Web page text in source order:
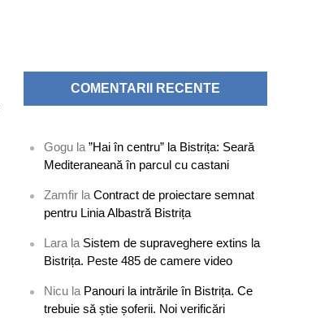
COMENTARII RECENTE
Gogu la”Hai în centru” la Bistrița: Seară
Mediteraneană în parcul cu castani
Zamfir laContract de proiectare semnat
pentru Linia Albastră Bistrița
Lara la Sistem de supraveghere extins la
Bistrița. Peste 485 de camere video
Nicu la Panouri la intrările în Bistrița. Ce
trebuie să știe șoferii. Noi verificări